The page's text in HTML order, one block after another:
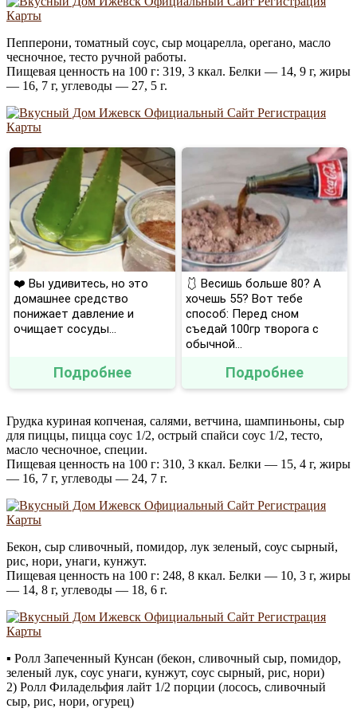
Пепперони, томатный соус, сыр моцарелла, орегано, масло
чесночное, тесто ручной работы.
Пищевая ценность на 100 г: 319, 3 ккал. Белки — 14, 9 г, жиры
— 16, 7 г, углеводы — 27, 5 г.
❤️ Вы удивитесь, но это
домашнее средство
понижает давление и
очищает сосуды...
Подробнее
🩱 Весишь больше 80? А
хочешь 55? Вот тебе
способ: Перед сном
съедай 100гр творога с
обычной...
Подробнее
Грудка куриная копченая, салями, ветчина, шампиньоны, сыр
для пиццы, пицца соус 1/2, острый спайси соус 1/2, тесто,
масло чесночное, специи.
Пищевая ценность на 100 г: 310, 3 ккал. Белки — 15, 4 г, жиры
— 16, 7 г, углеводы — 24, 7 г.
Бекон, сыр сливочный, помидор, лук зеленый, соус сырный,
рис, нори, унаги, кунжут.
Пищевая ценность на 100 г: 248, 8 ккал. Белки — 10, 3 г, жиры
— 14, 8 г, углеводы — 18, 6 г.
▪ Ролл Запеченный Кунсан (бекон, сливочный сыр, помидор,
зеленый лук, соус унаги, кунжут, соус сырный, рис, нори)
2) Ролл Филадельфия лайт 1/2 порции (лосось, сливочный
сыр, рис, нори, огурец)